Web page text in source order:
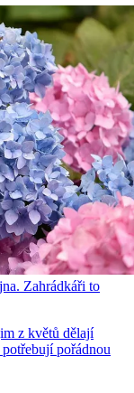
Zahrádkáři to
z květů dělají
pořádnou